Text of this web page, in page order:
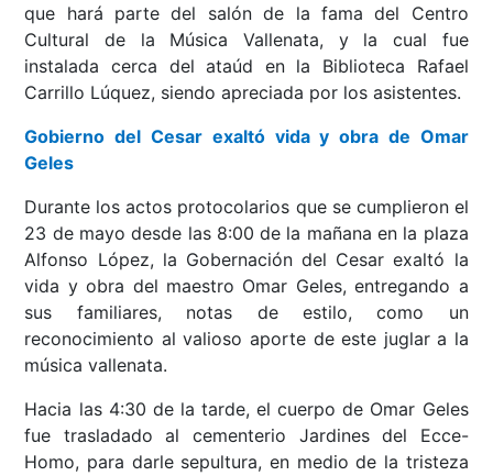
que hará parte del salón de la fama del Centro
Cultural de la Música Vallenata, y la cual fue
instalada cerca del ataúd en la Biblioteca Rafael
Carrillo Lúquez, siendo apreciada por los asistentes.
Gobierno del Cesar exaltó vida y obra de Omar
Geles
Durante los actos protocolarios que se cumplieron el
23 de mayo desde las 8:00 de la mañana en la plaza
Alfonso López, la Gobernación del Cesar exaltó la
vida y obra del maestro Omar Geles, entregando a
sus familiares, notas de estilo, como un
reconocimiento al valioso aporte de este juglar a la
música vallenata.
Hacia las 4:30 de la tarde, el cuerpo de Omar Geles
fue trasladado al cementerio Jardines del Ecce-
Homo, para darle sepultura, en medio de la tristeza